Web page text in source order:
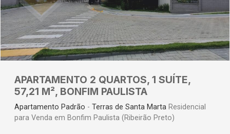
APARTAMENTO 2 QUARTOS, 1 SUÍTE,
57,21 M², BONFIM PAULISTA
Apartamento Padrão - Terras de Santa Marta Residencial
para Venda em Bonfim Paulista (Ribeirão Preto)